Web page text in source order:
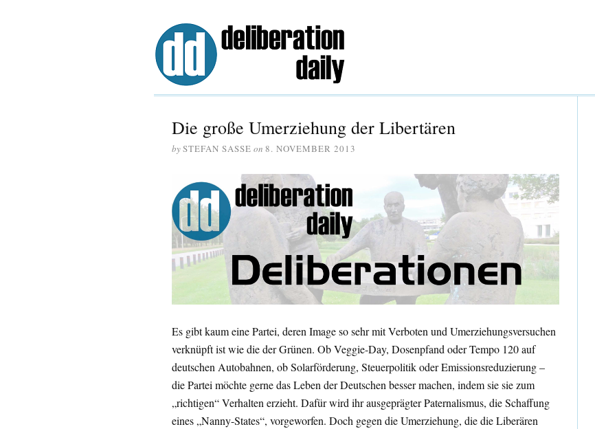
Die große Umerziehung der Libertären
bySTEFAN SASSE on 8. NOVEMBER 2013
Es gibt kaum eine Partei, deren Image so sehr mit Verboten und Umerziehungsversuchen
verknüpft ist wie die der Grünen. Ob Veggie-Day, Dosenpfand oder Tempo 120 auf
deutschen Autobahnen, ob Solarförderung, Steuerpolitik oder Emissionsreduzierung –
die Partei möchte gerne das Leben der Deutschen besser machen, indem sie sie zum
„richtigen“ Verhalten erzieht. Dafür wird ihr ausgeprägter Paternalismus, die Schaffung
eines „Nanny-States“, vorgeworfen. Doch gegen die Umerziehung, die die Liberären